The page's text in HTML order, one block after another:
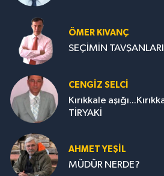
ÖMER KIVANÇ
SEÇİMİN
CENGİZ SELCİ
Kırıkkale
TİRYAKİ
AHMET YEŞİL
MÜDÜR NERDE?